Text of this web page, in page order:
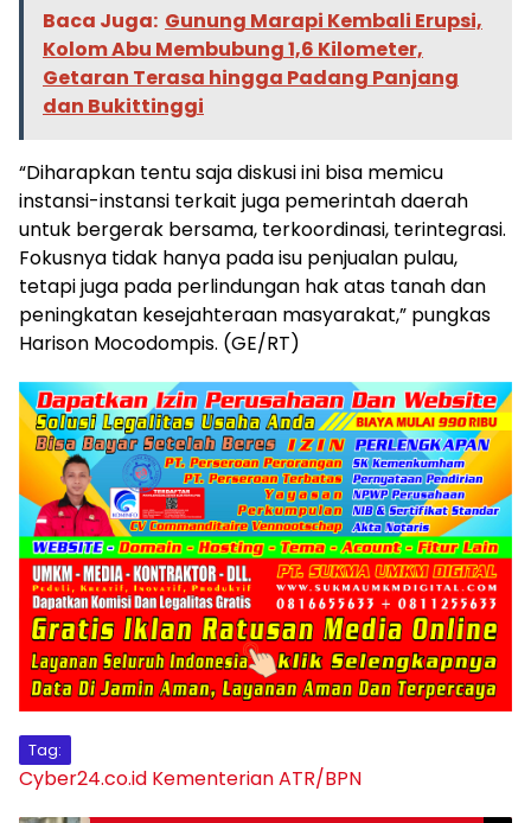
Baca Juga: Gunung Marapi Kembali Erupsi,
Kolom Abu Membubung 1,6 Kilometer,
Getaran Terasa hingga Padang Panjang
dan Bukittinggi
“Diharapkan tentu saja diskusi ini bisa memicu
instansi-instansi terkait juga pemerintah daerah
untuk bergerak bersama, terkoordinasi, terintegrasi.
Fokusnya tidak hanya pada isu penjualan pulau,
tetapi juga pada perlindungan hak atas tanah dan
peningkatan kesejahteraan masyarakat,” pungkas
Harison Mocodompis. (GE/RT)
Tag:
Cyber24.co.id Kementerian ATR/BPN